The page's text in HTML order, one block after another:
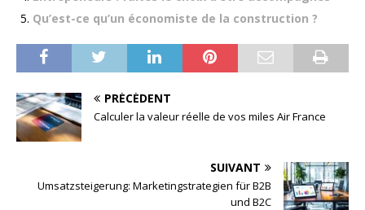
Qu’est-ce qu’un économiste de la construction ?
PRÉCÉDENT
Calculer la valeur réelle de vos miles Air France
SUIVANT
Umsatzsteigerung: Marketingstrategien für B2B
und B2C